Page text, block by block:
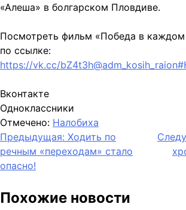
«Алеша» в болгарском Пловдиве.
Посмотреть фильм «Победа в
по ссылке:
https://vk.cc/
Вконтакте
Одноклассники
Отмечено: Налобиха
Навигация
по
Предыдущая: Ходить по
речным «переходам» стало
опасно!
Похожие новости